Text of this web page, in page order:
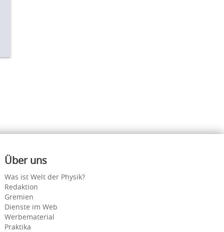
Über uns
Was ist Welt der Physik?
Redaktion
Gremien
Dienste im Web
Werbematerial
Praktika